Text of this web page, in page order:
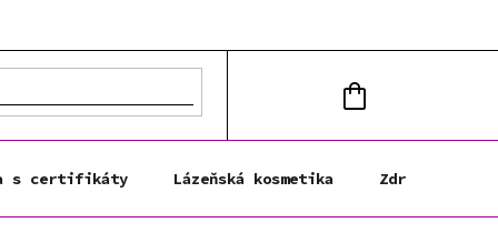
KOŠÍK
s certifikáty Lázeňská kosmetika Zdravá výživa